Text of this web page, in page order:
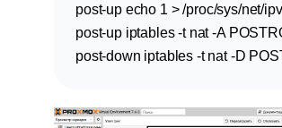
post-up echo 1 > /proc/sys/net/
post-up iptables -t nat -A
post-down iptables -t nat -D